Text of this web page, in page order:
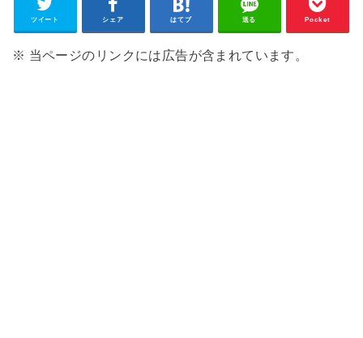
ツイート シェア はてブ 送る Pocket
※ 当ページのリンクには広告が含まれています。